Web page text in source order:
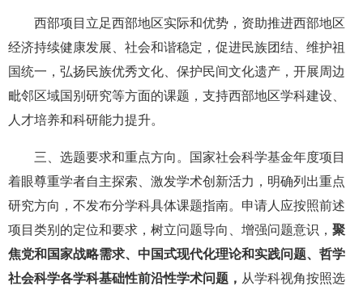
西部项目立足西部地区实际和优势，资助推进西部地区
经济持续健康发展、社会和谐稳定，促进民族团结、维护祖
国统一，弘扬民族优秀文化、保护民间文化遗产，开展周边
毗邻区域国别研究等方面的课题，支持西部地区学科建设、
人才培养和科研能力提升。
三、选题要求和重点方向。国家社会科学基金年度项目
着眼尊重学者自主探索、激发学术创新活力，明确列出重点
研究方向，不发布分学科具体课题指南。申请人应按照前述
项目类别的定位和要求，树立问题导向、增强问题意识， 聚
焦党和国家战略需求、中国式现代化理论和实践问题、哲学
社会科学各学科基础性前沿性学术问题， 从学科视角按照选